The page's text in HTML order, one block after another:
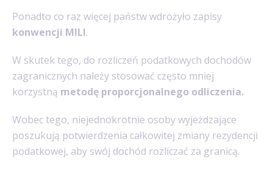
Ponadto co raz więcej państw wdrożyło zapisy
konwencji MILI.
W skutek tego, do rozliczeń podatkowych dochodów
zagranicznych należy stosować często mniej
korzystną metodę proporcjonalnego odliczenia.
Wobec tego, niejednokrotnie osoby wyjeżdzające
poszukują potwierdzenia całkowitej zmiany rezydencji
podatkowej, aby swój dochód rozliczać za granicą.